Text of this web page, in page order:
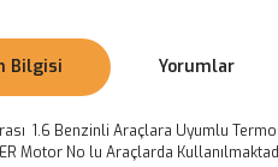
Bilgisi Yorumlar
1.6 Benzinli Araçlara Uyumlu
Motor No lu Araçlarda